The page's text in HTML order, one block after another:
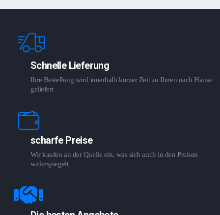
Schnelle Lieferung
Ihre Bestellung wird innerhalb kurzer Zeit zu Ihnen nach Hause
geliefert
scharfe Preise
Wir kaufen an der Quelle ein, was sich auch in den Preisen
widerspiegelt